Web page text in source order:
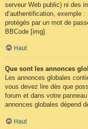
serveur Web public) ni des
d’authentification, exemple
protégés par un mot de
BBCode [img].
Haut
Que sont les annonces
Les annonces globales
vous devez lire dès que
forum et dans votre
annonces globales dépend
Haut